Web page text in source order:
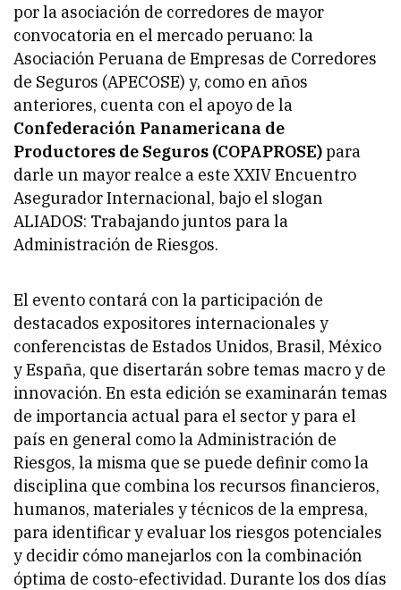
por la asociación de corredores de mayor
convocatoria en el mercado peruano: la
Asociación Peruana de Empresas de Corredores
de Seguros (APECOSE) y, como en años
anteriores, cuenta con el apoyo de la
Confederación Panamericana de
Productores de Seguros (COPAPROSE)para
darle un mayor realce a este XXIV Encuentro
Asegurador Internacional, bajo el slogan
ALIADOS: Trabajando juntos para la
Administración de Riesgos.
El evento contará con la participación de
destacados expositores internacionales y
conferencistas de Estados Unidos, Brasil, México
y España, que disertarán sobre temas macro y de
innovación. En esta edición se examinarán temas
de importancia actual para el sector y para el
país en general como la Administración de
Riesgos, la misma que se puede definir como la
disciplina que combina los recursos financieros,
humanos, materiales y técnicos de la empresa,
para identificar y evaluar los riesgos potenciales
y decidir cómo manejarlos con la combinación
óptima de costo-efectividad. Durante los dos días